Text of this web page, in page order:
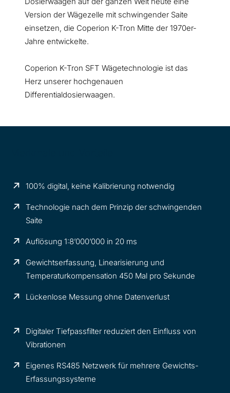
Version der Wägezelle mit schwingender Saite
einsetzen, die Coperion K-Tron Mitte der 1970er-
Jahre entwickelte.
Coperion K-Tron SFT Wägetechnologie ist das
Herz unserer hochgenauen
Differentialdosierwaagen.
100% digital, keine Kalibrierung notwendig
Technologie nach dem Prinzip der schwingenden
Saite
Auflösung 1:8’000’000 in 20 ms
Gewichtserfassung, Linearisierung und
Temperaturkompensation 450 Mal pro Sekunde
Lückenlose Messung ohne Datenverlust
Digitaler Tiefpassfilter reduziert den Einfluss von
Vibrationen
Eigenes RS485 Netzwerk für mehrere Gewichts-
Erfassungssysteme